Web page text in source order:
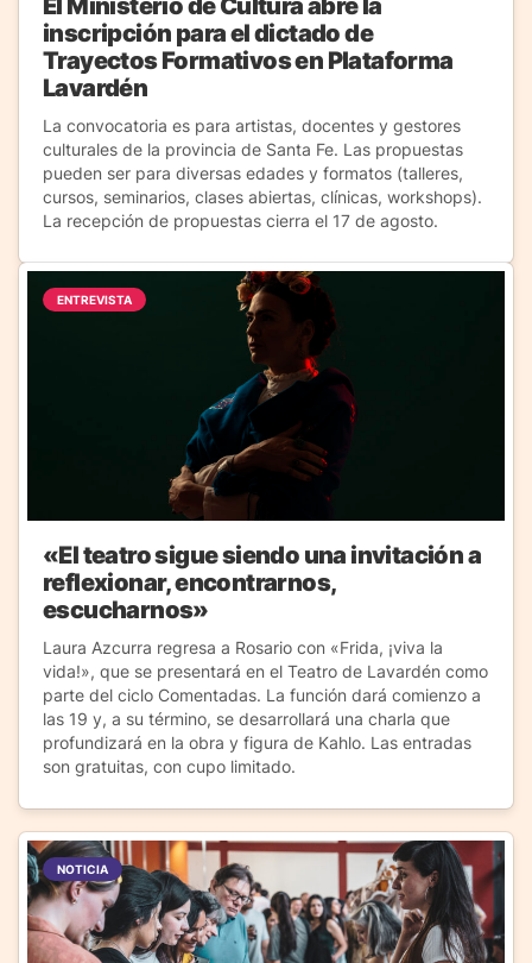
El Ministerio de Cultura abre la
inscripción para el dictado de
Trayectos Formativos en Plataforma
Lavardén
La convocatoria es para artistas, docentes y gestores
culturales de la provincia de Santa Fe. Las propuestas
pueden ser para diversas edades y formatos (talleres,
cursos, seminarios, clases abiertas, clínicas, workshops).
La recepción de propuestas cierra el 17 de agosto.
ENTREVISTA
«El teatro sigue siendo una invitación a
reflexionar, encontrarnos,
escucharnos»
Laura Azcurra regresa a Rosario con «Frida, ¡viva la
vida!», que se presentará en el Teatro de Lavardén como
parte del ciclo Comentadas. La función dará comienzo a
las 19 y, a su término, se desarrollará una charla que
profundizará en la obra y figura de Kahlo. Las entradas
son gratuitas, con cupo limitado.
NOTICIA